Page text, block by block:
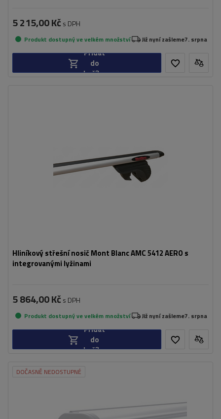
5 215,00 Kč s DPH
Produkt dostupný ve velkém množství Již nyní zašleme7. srpna
Přidat
do
košíku
Hliníkový střešní nosič Mont Blanc AMC 5412 AERO s
integrovanými lyžinami
5 864,00 Kč s DPH
Produkt dostupný ve velkém množství Již nyní zašleme7. srpna
Přidat
do
košíku
DOČASNĚ NEDOSTUPNÉ